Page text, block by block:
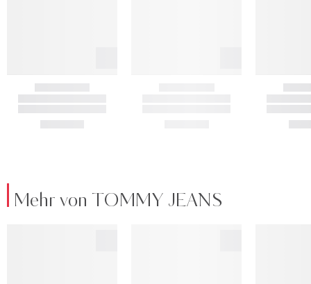
Mehr von TOMMY JEANS